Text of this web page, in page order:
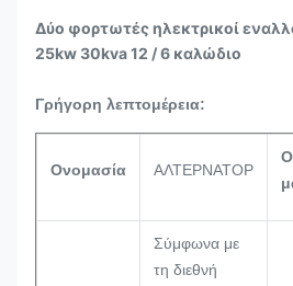
Δύο φορτωτές ηλεκτρικοί
25kw 30kva 12 / 6 καλώδιο
Γρήγορη λεπτομέρεια:
Ονομασία ΑΛΤΕΡΝΑΤΟΡ
Σύμφωνα με
τη διεθνή